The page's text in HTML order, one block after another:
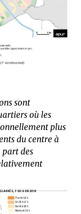
sont
où les
plus
du centre à
part des